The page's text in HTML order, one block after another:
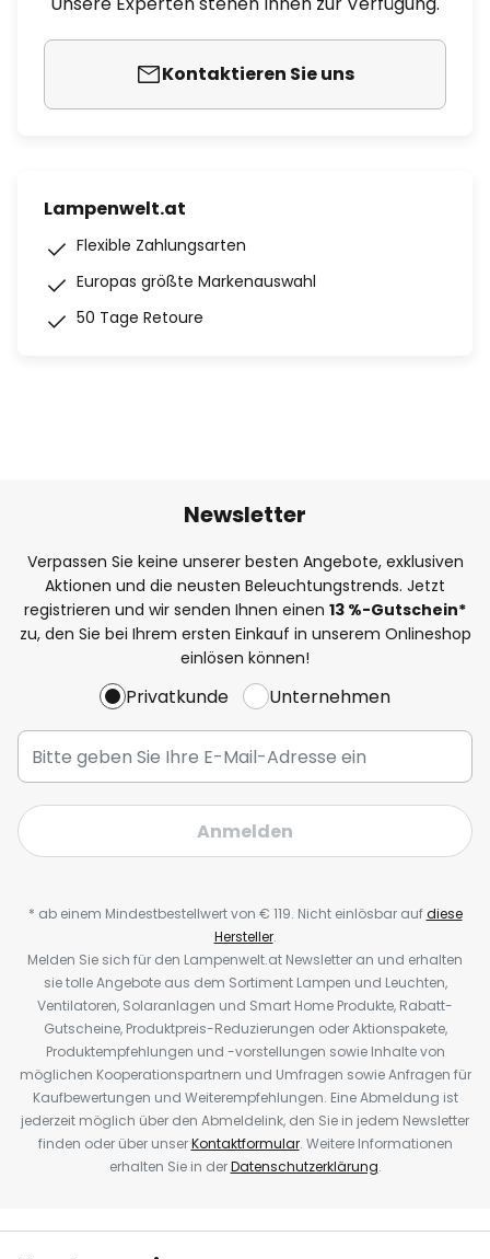
Kontaktieren Sie uns
Lampenwelt.at
Flexible Zahlungsarten
Europas größte Markenauswahl
50 Tage Retoure
Newsletter
Verpassen Sie keine unserer besten Angebote, exklusiven
Aktionen und die neusten Beleuchtungstrends. Jetzt
registrieren und wir senden Ihnen einen 13 %-Gutschein*
zu, den Sie bei Ihrem ersten Einkauf in unserem Onlineshop
einlösen können!
Privatkunde Unternehmen
Anmelden
* ab einem Mindestbestellwert von € 119. Nicht einlösbar aufdiese
Hersteller.
Melden Sie sich für den Lampenwelt.at Newsletter an und erhalten
sie tolle Angebote aus dem Sortiment Lampen und Leuchten,
Ventilatoren, Solaranlagen und Smart Home Produkte, Rabatt-
Gutscheine, Produktpreis-Reduzierungen oder Aktionspakete,
Produktempfehlungen und -vorstellungen sowie Inhalte von
möglichen Kooperationspartnern und Umfragen sowie Anfragen für
Kaufbewertungen und Weiterempfehlungen. Eine Abmeldung ist
jederzeit möglich über den Abmeldelink, den Sie in jedem Newsletter
finden oder über unserKontaktformular. Weitere Informationen
erhalten Sie in derDatenschutzerklärung.